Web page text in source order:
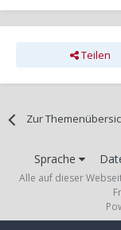
Teilen
Zur
Sprache
Alle auf dieser